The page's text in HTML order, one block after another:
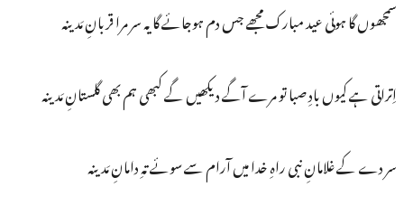
سمجھوں گا ہوئی عید مبارک مجھے جس دم ہوجائے گا یہ سر مرا قربانِ مَدینہ
اِتراتی ہے کیوں بادِ صبا تو مرے آگے دیکھیں گے کبھی ہم بھی گلستانِ مَدینہ
سر دے کے غلامانِ نبی راہِ خدا میں آرام سے سوئے تہِ دامانِ مَدینہ